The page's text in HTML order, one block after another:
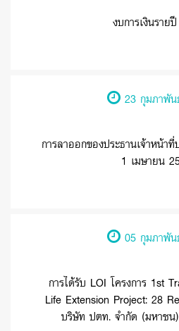
งบการเงินราย
23 กุมภาพั
การลาออกของประธานเจ้าหน้า
1 เมษายน
05 กุมภาพั
การได้รับ LOI โครงการ 1st
Life Extension Project: 28
บริษัท ปตท. จำกัด (มหาชน